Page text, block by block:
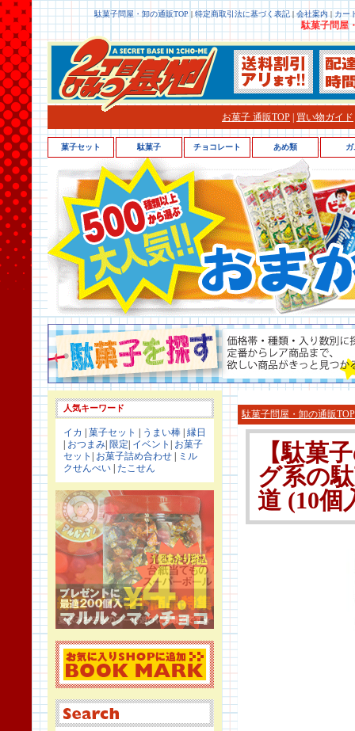
駄菓子問屋・卸の通販TOP | 特定商取引法に基づく表記 | 会社案内 | カー
駄菓子問屋
お菓子 通販TOP 買い物ガイド
人気キーワード
イカ 菓子セット うまい棒 縁日
おつまみ 限定 イベント
お菓子
セット
お菓子詰め合わせ
ミル
クせんべい たこせん
駄菓子問屋・卸の通販TOP
【駄菓
グ系の
道 (10個